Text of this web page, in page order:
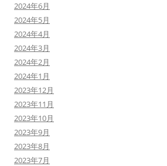
2024年6月
2024年5月
2024年4月
2024年3月
2024年2月
2024年1月
2023年12月
2023年11月
2023年10月
2023年9月
2023年8月
2023年7月